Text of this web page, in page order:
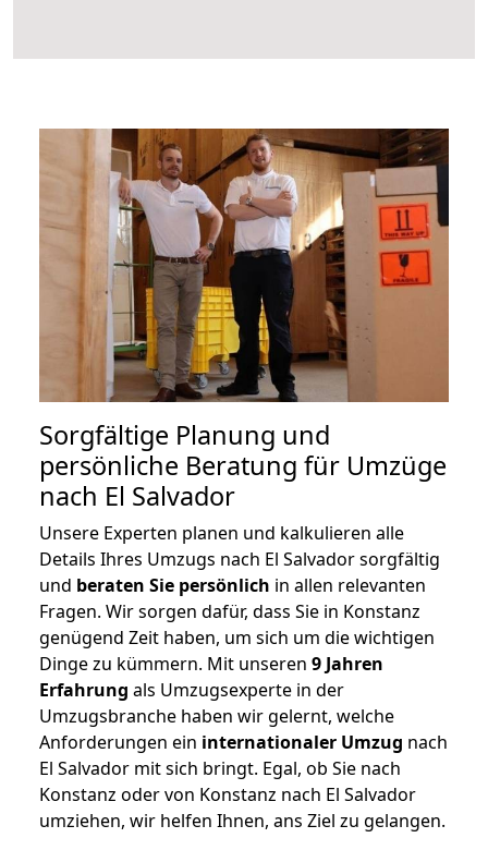
Sorgfältige Planung und
persönliche Beratung für Umzüge
nach El Salvador
Unsere Experten planen und kalkulieren alle
Details Ihres Umzugs nach El Salvador sorgfältig
und beraten Sie persönlich in allen relevanten
Fragen. Wir sorgen dafür, dass Sie in Konstanz
genügend Zeit haben, um sich um die wichtigen
Dinge zu kümmern. Mit unseren 9 Jahren
Erfahrung als Umzugsexperte in der
Umzugsbranche haben wir gelernt, welche
Anforderungen ein internationaler Umzug nach
El Salvador mit sich bringt. Egal, ob Sie nach
Konstanz oder von Konstanz nach El Salvador
umziehen, wir helfen Ihnen, ans Ziel zu gelangen.